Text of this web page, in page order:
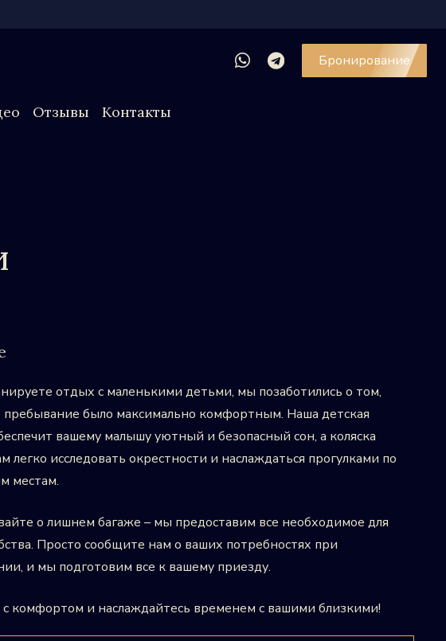
Бронирование
Отзывы Контакты
отдых с маленькими детьми, мы позаботились о том,
было максимально комфортным. Наша детская
вашему малышу уютный и безопасный сон, а коляска
легко исследовать окрестности и наслаждаться прогулками по
местам.
о лишнем багаже – мы предоставим все необходимое для
Просто сообщите нам о ваших потребностях при
и мы подготовим все к вашему приезду.
комфортом и наслаждайтесь временем с вашими близкими!